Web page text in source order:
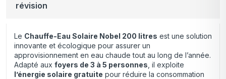
révision
Le Chauffe-Eau Solaire Nobel 200 litres est une solution
innovante et écologique pour assurer un
approvisionnement en eau chaude tout au long de l’année.
Adapté aux foyers de 3 à 5 personnes il exploite
l’énergie solaire gratuite pour réduire la consommation